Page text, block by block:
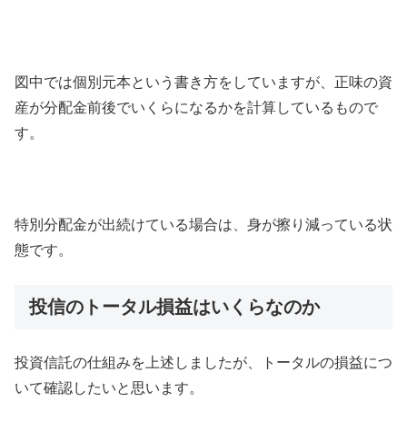
図中では個別元本という書き方をしていますが、正味の資
産が分配金前後でいくらになるかを計算しているもので
す。
特別分配金が出続けている場合は、身が擦り減っている状
態です。
投信のトータル損益はいくらなのか
投資信託の仕組みを上述しましたが、トータルの損益につ
いて確認したいと思います。